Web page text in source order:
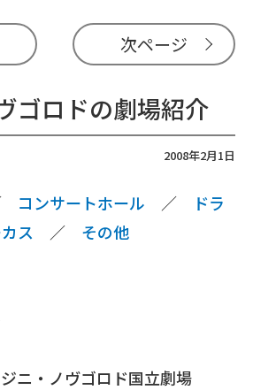
次ページ
ゴロドの劇場紹介
2008年2月1日
コンサートホール ／
ドラ
ス ／ その他
ニ・ノヴゴロド国立劇場